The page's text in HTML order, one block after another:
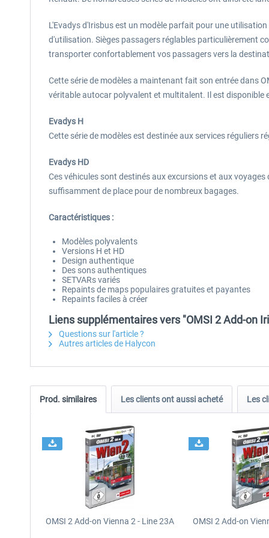
L'Evadys d'Irisbus est un modèle parfait pour une
d'utilisation. Sièges passagers réglables particulièrement
transporter confortablement vos passagers vers la
Cette série de modèles a maintenant fait son entrée dans
véritable autocar polyvalent et multitalent. Il est disponible
Evadys H
Cette série de modèles est destinée aux services réguliers
Evadys HD
Ces véhicules sont destinés aux excursions et aux
suffisamment de place pour de nombreux bagages.
Caractéristiques :
Modèles polyvalents
Versions H et HD
Design authentique
Des sons authentiques
SETVARs variés
Repaints de maps populaires gratuites et payantes
Repaints faciles à créer
Liens supplémentaires vers "OMSI 2 Add-on
Questions sur l'article ?
Autres articles de Halycon
Prod. similaires Les clients ont aussi acheté Les
OMSI 2 Add-on Vienna 2 - Line 23A OMSI 2 Add-on